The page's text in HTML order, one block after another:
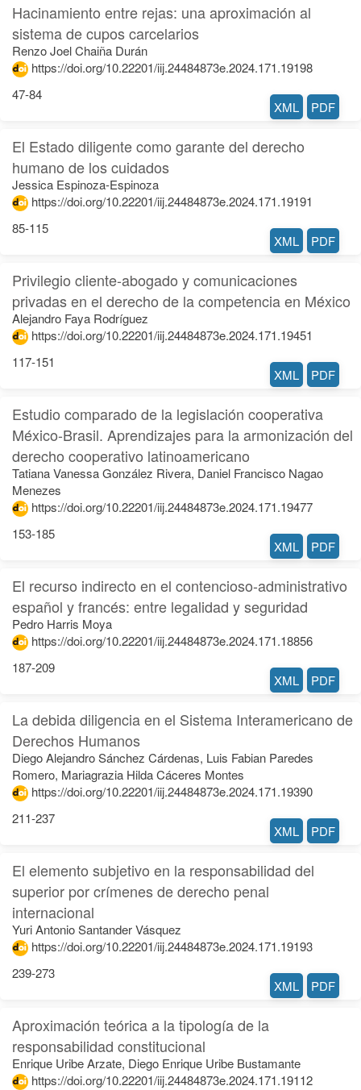
Hacinamiento entre rejas: una aproximación al
sistema de cupos carcelarios
Renzo Joel Chaiña Durán
https://doi.org/10.22201/iij.24484873e.2024.171.19198
47-84
PDF
XML
El Estado diligente como garante del derecho
humano de los cuidados
Jessica Espinoza-Espinoza
https://doi.org/10.22201/iij.24484873e.2024.171.19191
85-115
PDF
XML
Privilegio cliente-abogado y comunicaciones
privadas en el derecho de la competencia en México
Alejandro Faya Rodríguez
https://doi.org/10.22201/iij.24484873e.2024.171.19451
117-151
PDF
XML
Estudio comparado de la legislación cooperativa
México-Brasil. Aprendizajes para la armonización del
derecho cooperativo latinoamericano
Tatiana Vanessa González Rivera, Daniel Francisco Nagao
Menezes
https://doi.org/10.22201/iij.24484873e.2024.171.19477
153-185
PDF
XML
El recurso indirecto en el contencioso-administrativo
español y francés: entre legalidad y seguridad
Pedro Harris Moya
https://doi.org/10.22201/iij.24484873e.2024.171.18856
187-209
PDF
XML
La debida diligencia en el Sistema Interamericano de
Derechos Humanos
Diego Alejandro Sánchez Cárdenas, Luis Fabian Paredes
Romero, Mariagrazia Hilda Cáceres Montes
https://doi.org/10.22201/iij.24484873e.2024.171.19390
211-237
PDF
XML
El elemento subjetivo en la responsabilidad del
superior por crímenes de derecho penal
internacional
Yuri Antonio Santander Vásquez
https://doi.org/10.22201/iij.24484873e.2024.171.19193
239-273
PDF
XML
Aproximación teórica a la tipología de la
responsabilidad constitucional
Enrique Uribe Arzate, Diego Enrique Uribe Bustamante
https://doi.org/10.22201/iij.24484873e.2024.171.19112